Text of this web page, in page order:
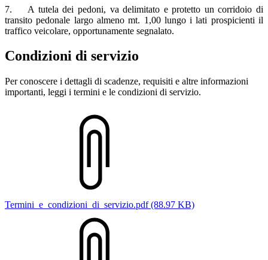
7. A tutela dei pedoni, va delimitato e protetto un corridoio di
transito pedonale largo almeno mt. 1,00 lungo i lati prospicienti il
traffico veicolare, opportunamente segnalato.
Condizioni di servizio
Per conoscere i dettagli di scadenze, requisiti e altre informazioni
importanti, leggi i termini e le condizioni di servizio.
Termini_e_condizioni_di_servizio.pdf (88.97 KB)